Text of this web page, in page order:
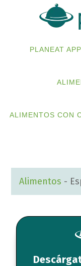
navigationPLANEAT APP
ALIMENTOS CON
Alimentos -